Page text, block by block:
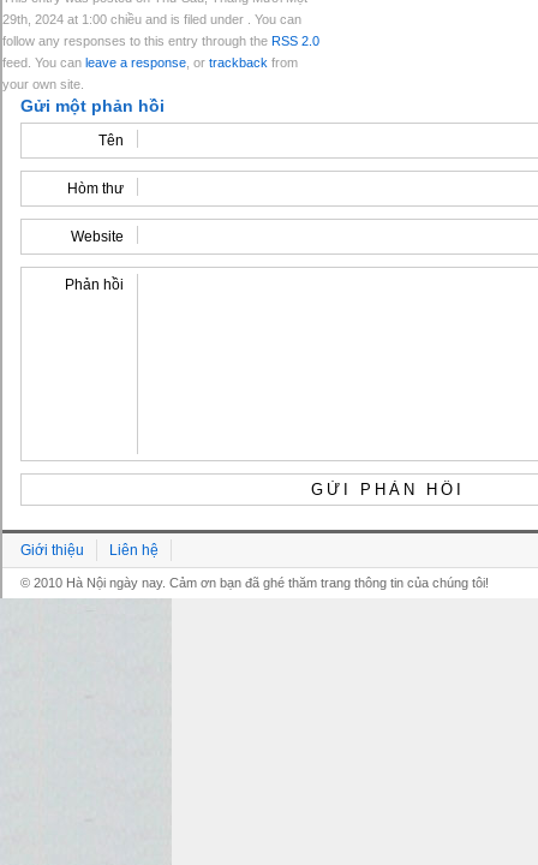
29th, 2024 at 1:00 chiều and is filed under . You can
follow any responses to this entry through the RSS 2.0
feed. You can leave a response , or trackback from
your own site.
Gửi một phản hồi
Tên
Hòm thư
Website
Phản hồi
Giới thiệu Liên hệ
© 2010 Hà Nội ngày nay. Cảm ơn bạn đã ghé thăm trang thông tin của chúng tôi!